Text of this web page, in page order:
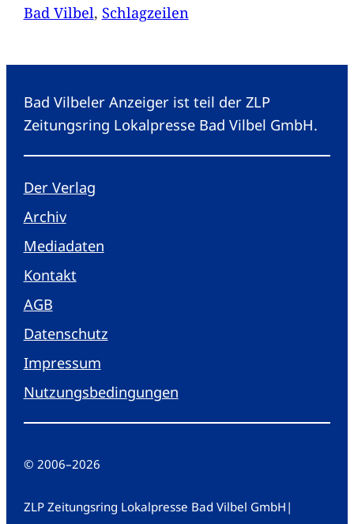
Bad Vilbel, Schlagzeilen
Bad Vilbeler Anzeiger ist teil der ZLP
Zeitungsring Lokalpresse Bad Vilbel GmbH.
Der Verlag
Archiv
Mediadaten
Kontakt
AGB
Datenschutz
Impressum
Nutzungsbedingungen
© 2006–2026
ZLP Zeitungsring Lokalpresse Bad Vilbel GmbH |